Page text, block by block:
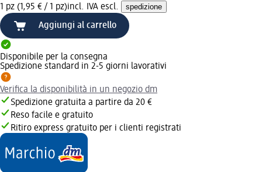
1 pz (1,95 € / 1 pz)incl. IVA escl. spedizione
Aggiungi al carrello
Disponibile per la consegna
Spedizione standard in 2-5 giorni lavorativi
Verifica la disponibilità in un negozio dm
Spedizione gratuita a partire da 20 €
Reso facile e gratuito
Ritiro express gratuito per i clienti registrati